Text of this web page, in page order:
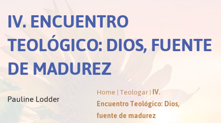
IV. ENCUENTRO
TEOLÓGICO: DIOS, FUENTE
DE MADUREZ
Pauline Lodder Home|Teologar|IV.
Encuentro Teológico: Dios,
fuente de madurez